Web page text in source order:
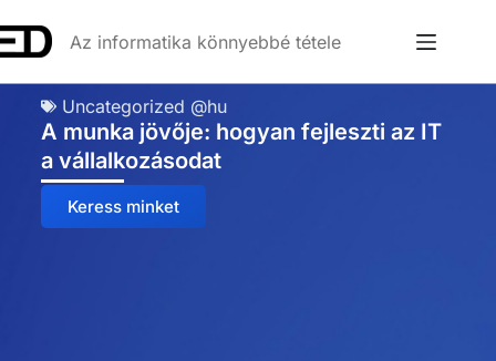
Az informatika könnyebbé tétele
Uncategorized @hu
A munka jövője: hogyan fejleszti az IT
a vállalkozásodat
Keress minket